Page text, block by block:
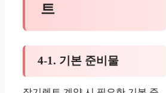
트
4-1. 기본 준비물